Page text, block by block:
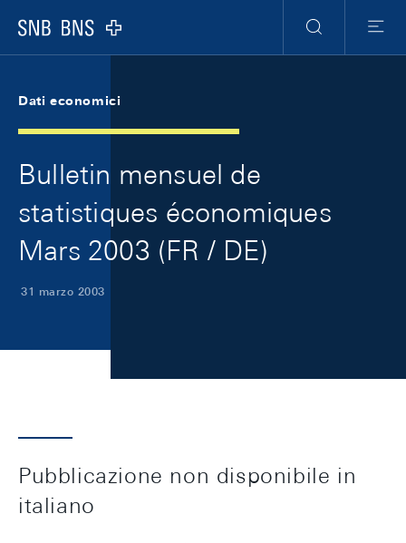
Logo
Ricerca
Menu
Dati economici
Bulletin mensuel de
statistiques économiques
Mars 2003 (FR / DE)
31 marzo 2003
Pubblicazione non disponibile in
italiano